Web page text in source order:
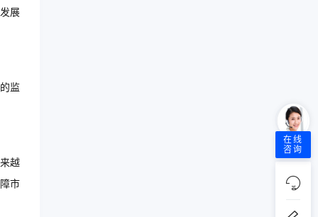
展
监
越
市
在线
咨询